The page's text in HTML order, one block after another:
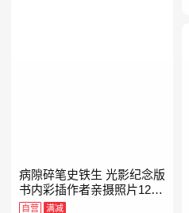
病隙碎笔史铁生 光影纪念版
书内彩插作者亲摄照片12幅
史铁生充满灵性光辉的生命
自营 满减